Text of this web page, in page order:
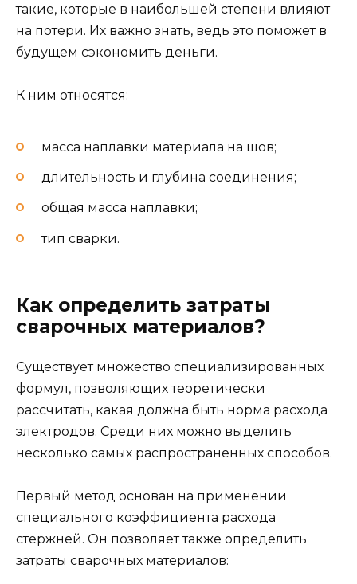
такие, которые в наибольшей степени влияют
на потери. Их важно знать, ведь это поможет в
будущем сэкономить деньги.
К ним относятся:
масса наплавки материала на шов;
длительность и глубина соединения;
общая масса наплавки;
тип сварки.
Как определить затраты
сварочных материалов?
Существует множество специализированных
формул, позволяющих теоретически
рассчитать, какая должна быть норма расхода
электродов. Среди них можно выделить
несколько самых распространенных способов.
Первый метод основан на применении
специального коэффициента расхода
стержней. Он позволяет также определить
затраты сварочных материалов: